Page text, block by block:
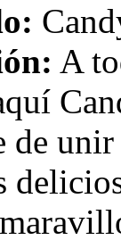
A
de